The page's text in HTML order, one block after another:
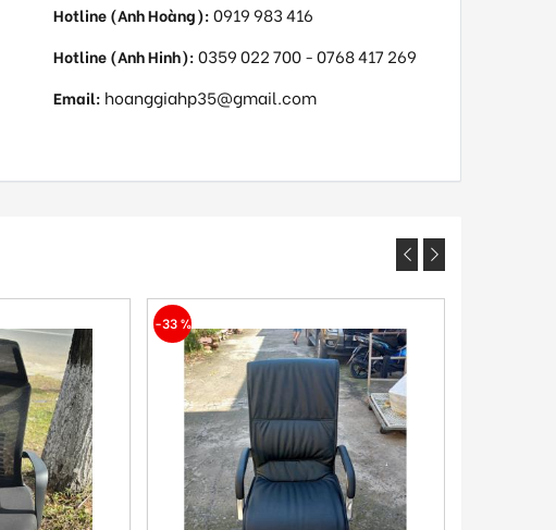
Hotline (Anh Hoàng):0919 983 416
Hotline (Anh Hinh):0359 022 700-0768 417 269
Email: hoanggiahp35@gmail.com